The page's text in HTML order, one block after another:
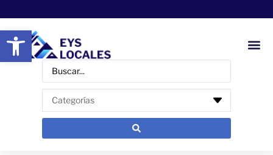
Abrir barra de herramientas